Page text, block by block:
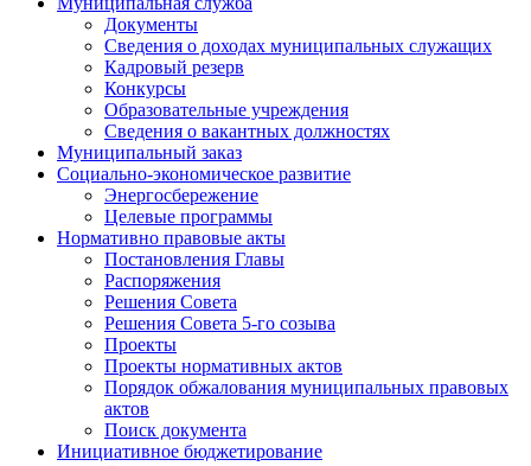
Документы
Сведения о доходах муниципальных служащих
Кадровый резерв
Конкурсы
Образовательные учреждения
Сведения о вакантных должностях
Муниципальный заказ
Социально-экономическое развитие
Энергосбережение
Целевые программы
Нормативно правовые акты
Постановления Главы
Распоряжения
Решения Совета
Решения Совета 5-го созыва
Проекты
Проекты нормативных актов
Порядок обжалования муниципальных правовых
актов
Поиск документа
Инициативное бюджетирование